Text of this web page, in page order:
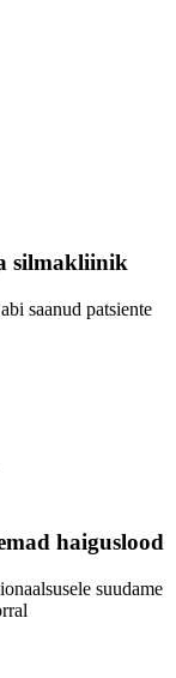
silmakliinik
saanud patsiente
haiguslood
suudame